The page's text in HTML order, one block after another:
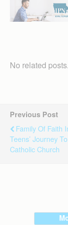
No related posts.
Previous Post
Family Of Faith
Teens’ Journey
Catholic Church